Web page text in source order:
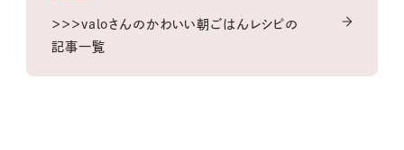
＞＞＞valoさんのかわいい朝ごはんレシピの
記事一覧